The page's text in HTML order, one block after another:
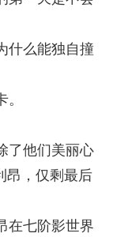
什么能独自撞
了他们美丽心
昂，仅剩最后
在七阶影世界